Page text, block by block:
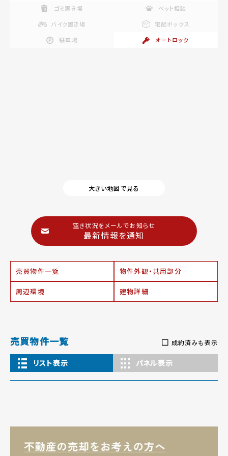
ゴミ置き場
ペット相談
バイク置き場
宅配ボックス
駐車場
オートロック
大きい地図で見る
空き状況をメールでお知らせ
最新情報を通知
売買物件一覧 物件外観・共用部分
周辺環境 建物詳細
売買物件一覧 成約済みも表示
リスト表示 パネル表示